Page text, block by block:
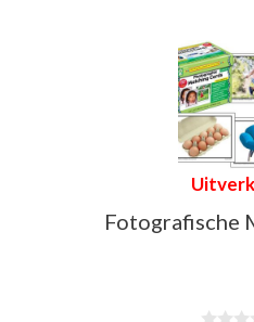
Fotografische